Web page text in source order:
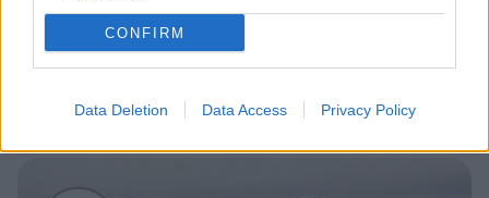
CONFIRM
Data Deletion Data Access Privacy Policy
Maailman eniten matkustaneet
valitsivat suosikkikohteensa –